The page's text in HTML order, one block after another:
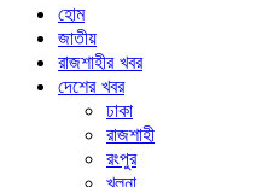
হোম
জাতীয়
রাজশাহীর খবর
দেশের খবর
ঢাকা
রাজশাহী
রংপুর
খুলনা